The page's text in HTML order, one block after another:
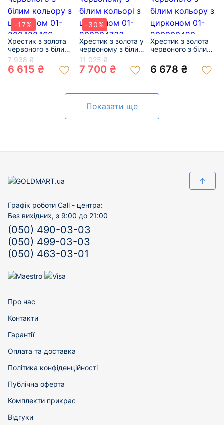
-17%
Хрестик з золота
червоного з білим
кольору з
цирконом 01-
200428466
7 938 ₴
6 615 ₴
-30%
Хрестик з золота у
червоному з білим
кольорі з
цирконом 01-
200304733
11 025 ₴
7 700 ₴
Хрестик з золота
червоного з білим
цирконом 01-
200900420
6 678 ₴
Показати ще
↑
Графік роботи Call - центра:
Без вихідних, з 9:00 до 21:00
(050) 490-03-03
(050) 499-03-03
(050) 463-03-01
Про нас
Контакти
Гарантії
Оплата та доставка
Політика конфіденційності
Публічна оферта
Комплекти прикрас
Відгуки